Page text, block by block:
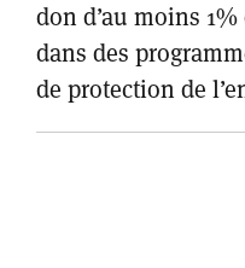
don d’au moins
dans des
de protection de